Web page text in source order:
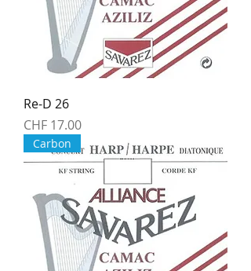
Re-D 26
Price
CHF 17.00
Carbon